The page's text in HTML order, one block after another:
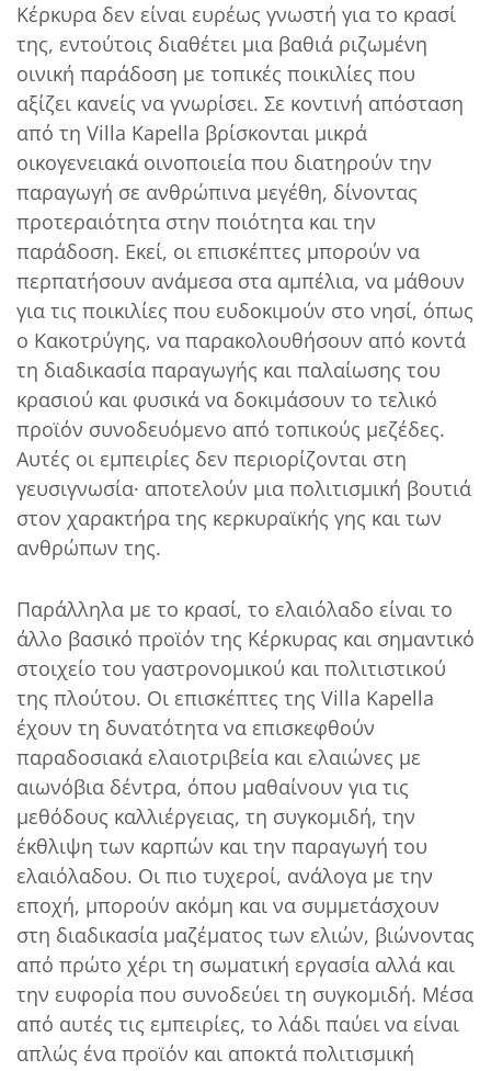
Κέρκυρα δεν είναι ευρέως γνωστή για το κρασί
της, εντούτοις διαθέτει μια βαθιά ριζωμένη
οινική παράδοση με τοπικές ποικιλίες που
αξίζει κανείς να γνωρίσει. Σε κοντινή απόσταση
από τη Villa Kapella βρίσκονται μικρά
οικογενειακά οινοποιεία που διατηρούν την
παραγωγή σε ανθρώπινα μεγέθη, δίνοντας
προτεραιότητα στην ποιότητα και την
παράδοση. Εκεί, οι επισκέπτες μπορούν να
περπατήσουν ανάμεσα στα αμπέλια, να μάθουν
για τις ποικιλίες που ευδοκιμούν στο νησί, όπως
ο Κακοτρύγης, να παρακολουθήσουν από κοντά
τη διαδικασία παραγωγής και παλαίωσης του
κρασιού και φυσικά να δοκιμάσουν το τελικό
προϊόν συνοδευόμενο από τοπικούς μεζέδες.
Αυτές οι εμπειρίες δεν περιορίζονται στη
γευσιγνωσία· αποτελούν μια πολιτισμική βουτιά
στον χαρακτήρα της κερκυραϊκής γης και των
ανθρώπων της.
Παράλληλα με το κρασί, το ελαιόλαδο είναι το
άλλο βασικό προϊόν της Κέρκυρας και σημαντικό
στοιχείο του γαστρονομικού και πολιτιστικού
της πλούτου. Οι επισκέπτες της Villa Kapella
έχουν τη δυνατότητα να επισκεφθούν
παραδοσιακά ελαιοτριβεία και ελαιώνες με
αιωνόβια δέντρα, όπου μαθαίνουν για τις
μεθόδους καλλιέργειας, τη συγκομιδή, την
έκθλιψη των καρπών και την παραγωγή του
ελαιόλαδου. Οι πιο τυχεροί, ανάλογα με την
εποχή, μπορούν ακόμη και να συμμετάσχουν
στη διαδικασία μαζέματος των ελιών, βιώνοντας
από πρώτο χέρι τη σωματική εργασία αλλά και
την ευφορία που συνοδεύει τη συγκομιδή. Μέσα
από αυτές τις εμπειρίες, το λάδι παύει να είναι
απλώς ένα προϊόν και αποκτά πολιτισμική